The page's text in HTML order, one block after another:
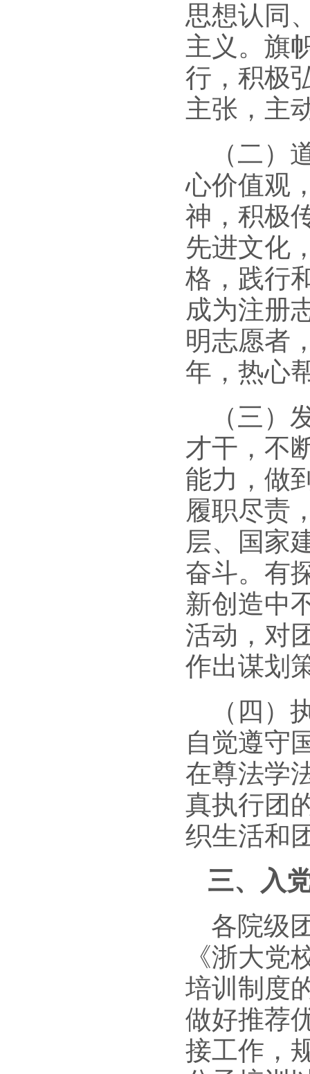
思想认同
主义。旗
行，积极
主张，主
（二）
心价值观
神，积极
先进文化
格，践行
成为注册
明志愿者
年，热心
（三）
才干，不
能力，做
履职尽责
层、国家
奋斗。有
新创造中
活动，对
作出谋划
（四）
自觉遵守
在尊法学
真执行团
织生活和
三、入
各院级
《浙大
培训制度
做好推荐
接工作，